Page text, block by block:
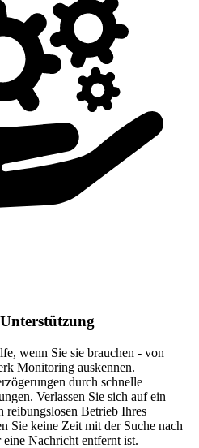
wenn Sie sie brauchen - von
Monitoring auskennen.
durch schnelle
Verlassen Sie sich auf ein
reibungslosen Betrieb Ihres
Sie keine Zeit mit der Suche nach
Nachricht entfernt ist.